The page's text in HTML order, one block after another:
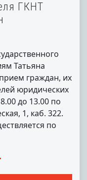
Татьяна
граждан, их
юридических
до 13.00 по
1, каб. 322.
по